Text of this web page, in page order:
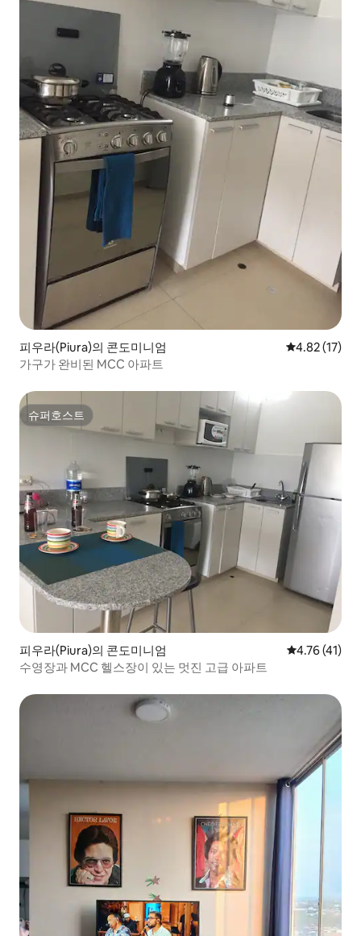
피우라(Piura)의 콘도미니엄 평점 4.82점
4.82 (17)
가구가 완비된 MCC 아파트
슈퍼호스트
슈퍼호스트
피우라(Piura)의 콘도미니엄 평점 4.76점
4.76 (41)
수영장과 MCC 헬스장이 있는 멋진 고급 아파트